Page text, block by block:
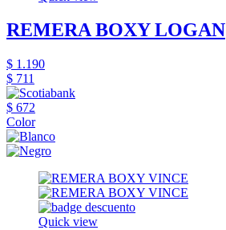
REMERA BOXY LOGAN
$ 1.190
$ 711
$ 672
Color
Quick view